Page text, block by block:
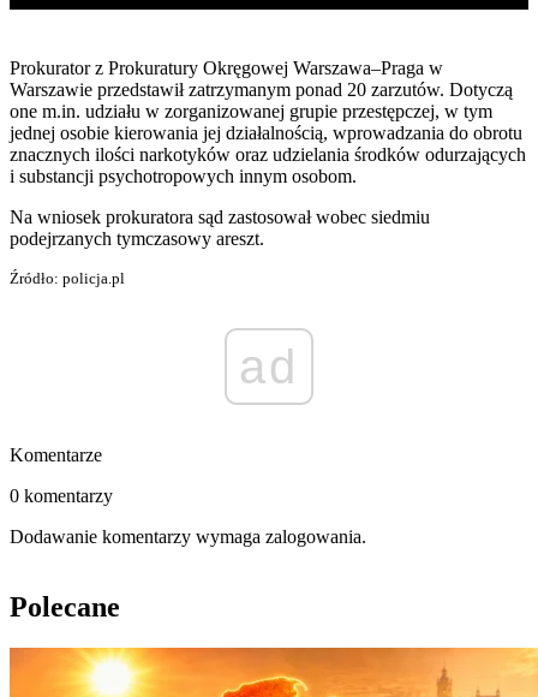
Prokurator z Prokuratury Okręgowej Warszawa–Praga w
Warszawie przedstawił zatrzymanym ponad 20 zarzutów. Dotyczą
one m.in. udziału w zorganizowanej grupie przestępczej, w tym
jednej osobie kierowania jej działalnością, wprowadzania do obrotu
znacznych ilości narkotyków oraz udzielania środków odurzających
i substancji psychotropowych innym osobom.
Na wniosek prokuratora sąd zastosował wobec siedmiu
podejrzanych tymczasowy areszt.
Źródło: policja.pl
ad
Komentarze
0 komentarzy
Dodawanie komentarzy wymaga zalogowania.
Polecane